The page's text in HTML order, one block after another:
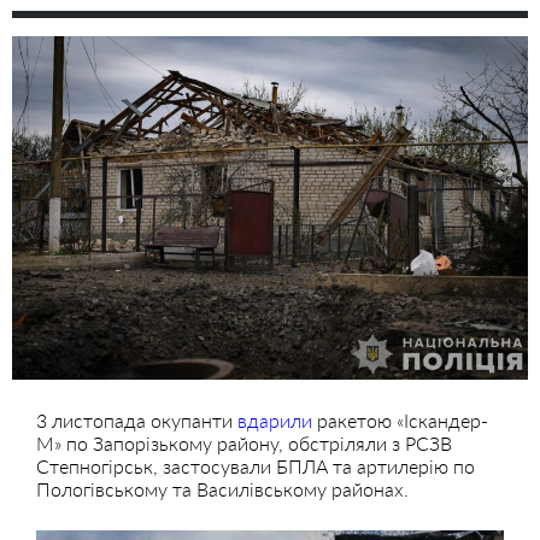
3 листопада окупанти вдарили ракетою «Іскандер-
М» по Запорізькому району, обстріляли з РСЗВ
Степногірськ, застосували БПЛА та артилерію по
Пологівському та Василівському районах.